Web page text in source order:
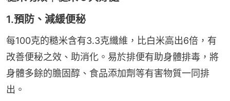
1.預防、減緩便秘
每100克的糙米含有3.3克纖維，比白米高出6倍，有
改善便秘之效、助消化。易於排便有助身體排毒，將
身體多餘的膽固醇、食品添加劑等有害物質一同排
出。